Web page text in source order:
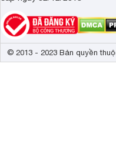
© 2013 - 2023 Bản quyền